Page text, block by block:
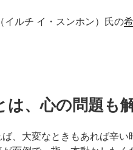
イルチ イ・スンホン）氏の
は、心の問題も
ば、大変なときもあれば辛い